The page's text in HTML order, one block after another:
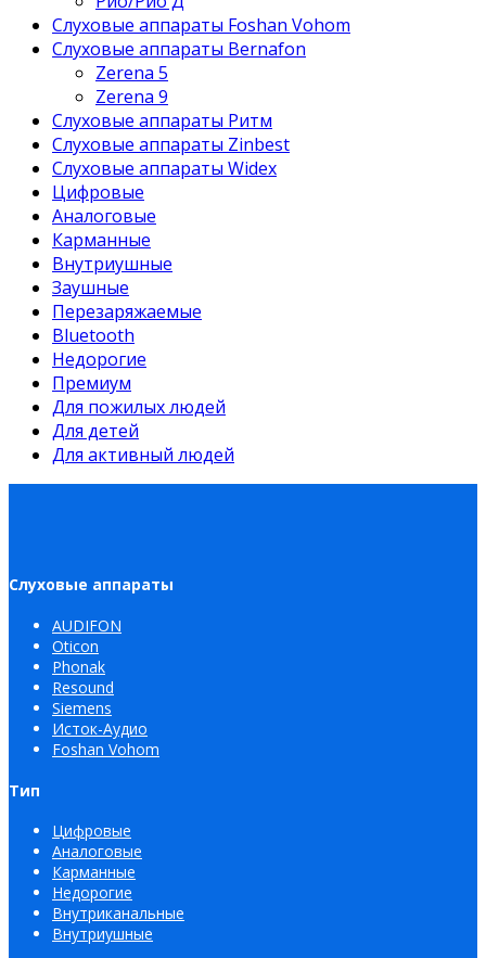
Слуховые аппараты Foshan Vohom
Слуховые аппараты Bernafon
Zerena 5
Zerena 9
Слуховые аппараты Ритм
Слуховые аппараты Zinbest
Слуховые аппараты Widex
Цифровые
Аналоговые
Карманные
Внутриушные
Заушные
Перезаряжаемые
Bluetooth
Недорогие
Премиум
Для пожилых людей
Для детей
Для активный людей
Слуховые аппараты
AUDIFON
Oticon
Phonak
Resound
Siemens
Исток-Аудио
Foshan Vohom
Тип
Цифровые
Аналоговые
Карманные
Недорогие
Внутриканальные
Внутриушные